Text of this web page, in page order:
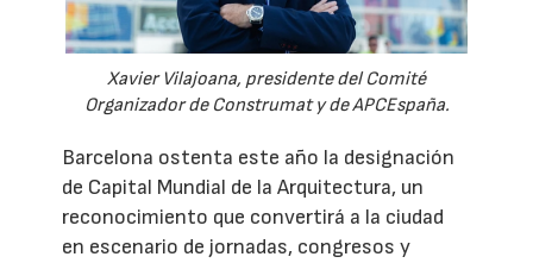
Xavier Vilajoana, presidente del Comité
Organizador de Construmat y de APCEspaña.
Barcelona ostenta este año la designación
de Capital Mundial de la Arquitectura, un
reconocimiento que convertirá a la ciudad
en escenario de jornadas, congresos y